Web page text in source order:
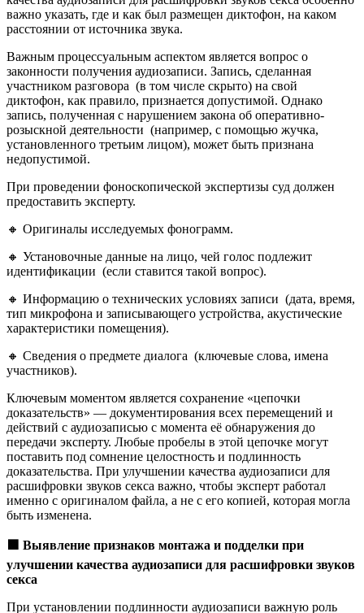
важно указать, где и как был размещен диктофон, на каком
расстоянии от источника звука.
Важным процессуальным аспектом является вопрос о
законности получения аудиозаписи. Запись, сделанная
участником разговора (в том числе скрыто) на свой
диктофон, как правило, признается допустимой. Однако
запись, полученная с нарушением закона об оперативно-
розыскной деятельности (например, с помощью жучка,
установленного третьим лицом), может быть признана
недопустимой.
При проведении фоноскопической экспертизы суд должен
предоставить эксперту.
🔸 Оригиналы исследуемых фонограмм.
🔸 Установочные данные на лицо, чей голос подлежит
идентификации (если ставится такой вопрос).
🔸 Информацию о технических условиях записи (дата, время,
тип микрофона и записывающего устройства, акустические
характеристики помещения).
🔸 Сведения о предмете диалога (ключевые слова, имена
участников).
Ключевым моментом является сохранение «цепочки
доказательств» — документирования всех перемещений и
действий с аудиозаписью с момента её обнаружения до
передачи эксперту. Любые пробелы в этой цепочке могут
поставить под сомнение целостность и подлинность
доказательства. При улучшении качества аудиозаписи для
расшифровки звуков секса важно, чтобы эксперт работал
именно с оригиналом файла, а не с его копией, которая могла
быть изменена.
Выявление признаков монтажа и подделки при
улучшении качества аудиозаписи для расшифровки звуков
секса
При установлении подлинности аудиозаписи важную роль